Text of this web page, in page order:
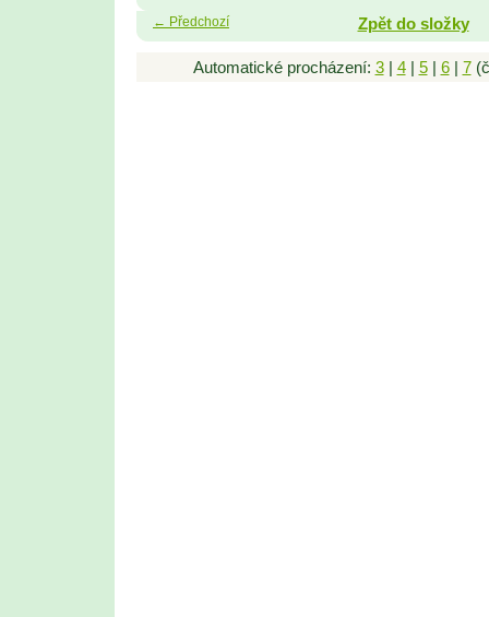
← Předchozí Zpět do složky
Automatické procházení: 3| 4| 5| 6| 7